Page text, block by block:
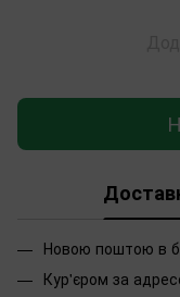
Новою поштою в
Кур'єром за